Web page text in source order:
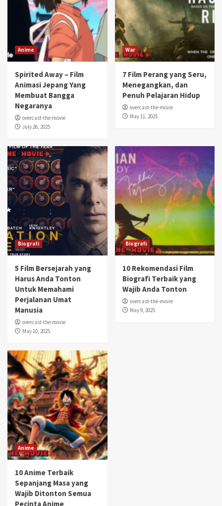
Anime
Spirited Away – Film
Animasi Jepang Yang
Membuat Bangga
Negaranya
overcast-the-movie
July 26, 2025
War
7 Film Perang yang Seru,
Menegangkan, dan
Penuh Pelajaran Hidup
overcast-the-movie
May 11, 2025
Biografi
5 Film Bersejarah yang
Harus Anda Tonton
Untuk Memahami
Perjalanan Umat
Manusia
overcast-the-movie
May 10, 2025
Biografi
10 Rekomendasi Film
Biografi Terbaik yang
Wajib Anda Tonton
overcast-the-movie
May 9, 2025
Anime
10 Anime Terbaik
Sepanjang Masa yang
Wajib Ditonton Semua
Pecinta Anime